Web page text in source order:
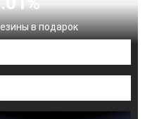
в подарок